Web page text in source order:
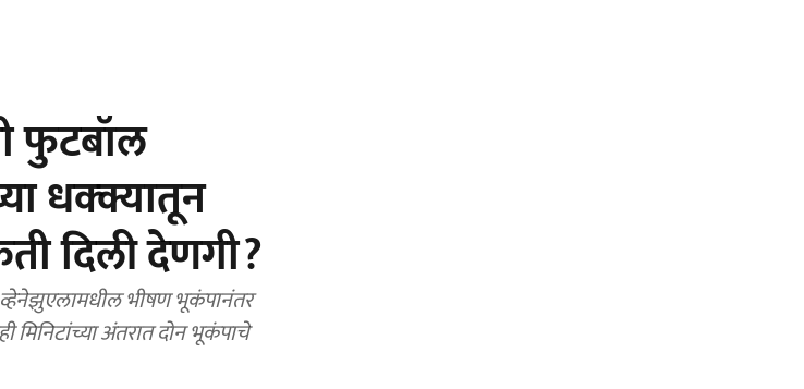
फुटबॉल
धक्क्यातून
दिली देणगी?
भीषण भूकंपानंतर
मिनिटांच्या अंतरात दोन भूकंपाचे